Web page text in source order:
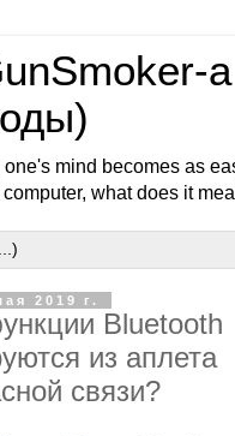
а
mind becomes as
what does it
2019 г.
Bluetooth
из аплета
связи?